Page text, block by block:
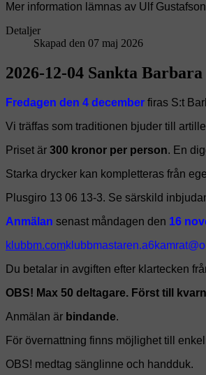
Mer information lämnas av Ulf
Detaljer
Skapad den 07 maj 2026
2026-12-04 Sankta Barbara
Fredagen den 4 december firas S:t
Vi träffas som traditionen bjuder till
Priset är 300 kronor per person. En
Starka drycker kan kompletteras från
Plusgiro 13 06 13-3. Se särskild
Anmälan senast måndagen den 16
Du betalar in avgiften efter klartecken
OBS! Max 50 deltagare. Först till
Anmälan är bindande.
För övernattning finns möjlighet till
OBS! medtag sänglinne och handduk.